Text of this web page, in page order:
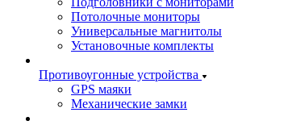
Потолочные мониторы
Универсальные магнитолы
Установочные комплекты
Противоугонные устройства
GPS маяки
Механические замки